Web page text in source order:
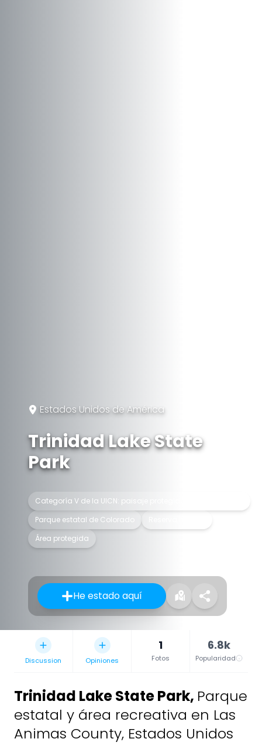
Estados Unidos de América
Trinidad Lake State
Park
Categoría V de la UICN: paisaje protegido/paisaje marino
Parque estatal de Colorado
Área protegida
He estado aquí
Discussion Opiniones
1
Fotos
6.8k
Popularidad
Trinidad Lake State Park, Parque
estatal y área recreativa en Las
Animas County, Estados Unidos